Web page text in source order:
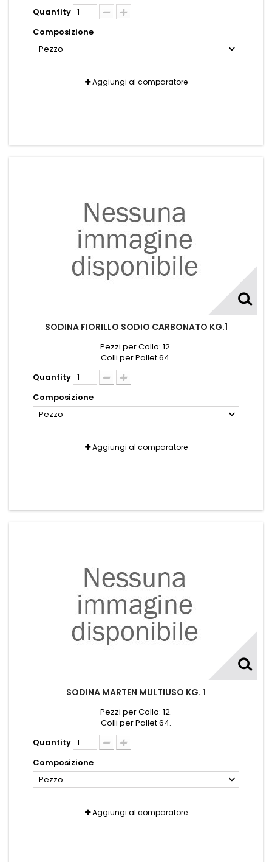
Quantity
Composizione
Pezzo
Aggiungi al comparatore
SODINA FIORILLO SODIO CARBONATO KG.1
Pezzi per Collo: 12.
Colli per Pallet 64.
Quantity
Composizione
Pezzo
Aggiungi al comparatore
SODINA MARTEN MULTIUSO KG. 1
Pezzi per Collo: 12.
Colli per Pallet 64.
Quantity
Composizione
Pezzo
Aggiungi al comparatore